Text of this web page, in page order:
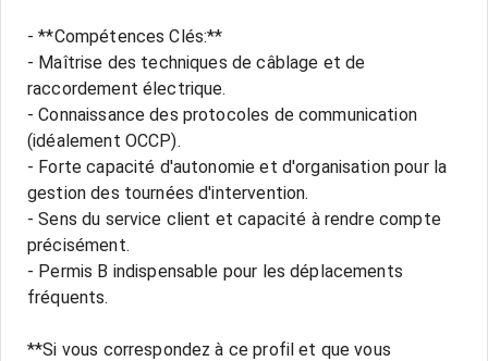
- **Compétences Clés:**
- Maîtrise des techniques de câblage et de
raccordement électrique.
- Connaissance des protocoles de communication
(idéalement OCCP).
- Forte capacité d'autonomie et d'organisation pour la
gestion des tournées d'intervention.
- Sens du service client et capacité à rendre compte
précisément.
- Permis B indispensable pour les déplacements
fréquents.
**Si vous correspondez à ce profil et que vous